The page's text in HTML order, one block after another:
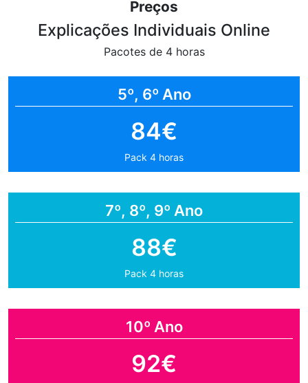
Preços
Explicações Individuais Online
Pacotes de 4 horas
5º, 6º Ano
84€
Pack 4 horas
7º, 8º, 9º Ano
88€
Pack 4 horas
10º Ano
92€